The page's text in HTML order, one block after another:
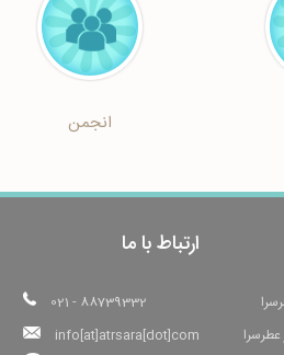
انجمن
ارتباط با ما
021 - 88739332
info[at]atrsara[dot]com